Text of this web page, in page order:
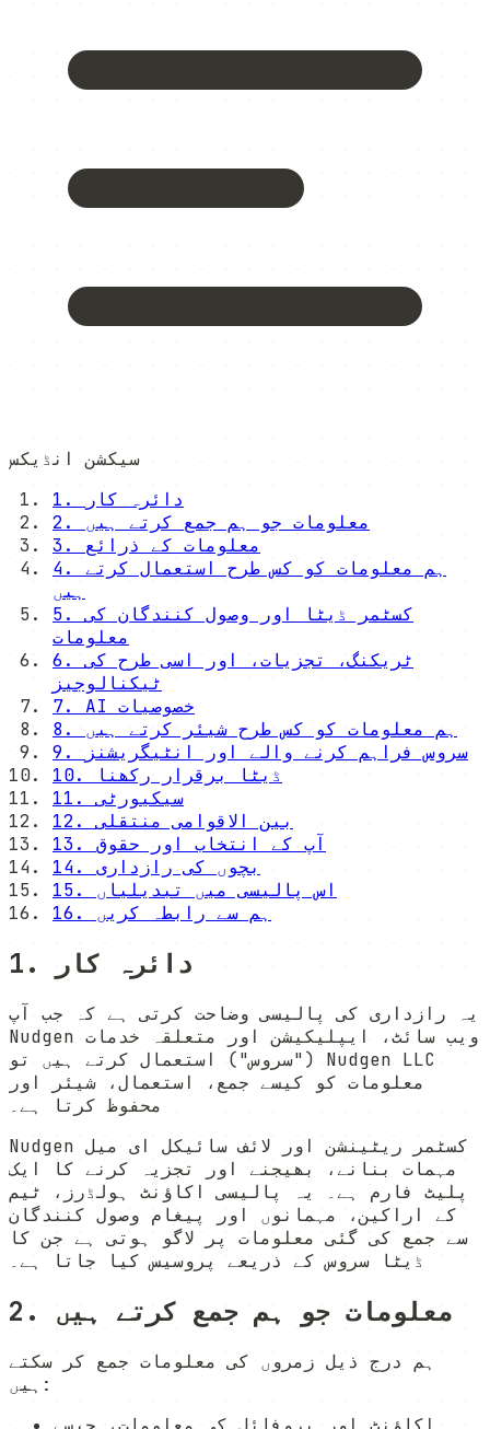
سیکشن انڈیکس
1. دائرہ کار
2. معلومات جو ہم جمع کرتے ہیں
3. معلومات کے ذرائع
4. ہم معلومات کو کس طرح استعمال کرتے
ہیں
5. کسٹمر ڈیٹا اور وصول کنندگان کی
معلومات
6. ٹریکنگ، تجزیات، اور اسی طرح کی
ٹیکنالوجیز
7. AI خصوصیات
8. ہم معلومات کو کس طرح شیئر کرتے ہیں
9. سروس فراہم کرنے والے اور انٹیگریشنز
10. ڈیٹا برقرار رکھنا
11. سیکیورٹی
12. بین الاقوامی منتقلی
13. آپ کے انتخاب اور حقوق
14. بچوں کی رازداری
15. اس پالیسی میں تبدیلیاں
16. ہم سے رابطہ کریں
1. دائرہ کار
یہ رازداری کی پالیسی وضاحت کرتی ہے کہ جب آپ
Nudgen ویب سائٹ، ایپلیکیشن اور متعلقہ خدمات
("سروس") استعمال کرتے ہیں تو Nudgen LLC
معلومات کو کیسے جمع، استعمال، شیئر اور
محفوظ کرتا ہے۔
Nudgen کسٹمر ریٹینشن اور لائف سائیکل ای میل
مہمات بنانے، بھیجنے اور تجزیہ کرنے کا ایک
پلیٹ فارم ہے۔ یہ پالیسی اکاؤنٹ ہولڈرز، ٹیم
کے اراکین، مہمانوں اور پیغام وصول کنندگان
سے جمع کی گئی معلومات پر لاگو ہوتی ہے جن کا
ڈیٹا سروس کے ذریعے پروسیس کیا جاتا ہے۔
2. معلومات جو ہم جمع کرتے ہیں
ہم درج ذیل زمروں کی معلومات جمع کر سکتے
ہیں: